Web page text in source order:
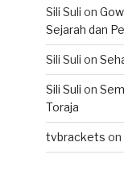
Sili Suli on
Sejarah dan
Sili Suli on
Sili Suli on
Toraja
tvbrackets on